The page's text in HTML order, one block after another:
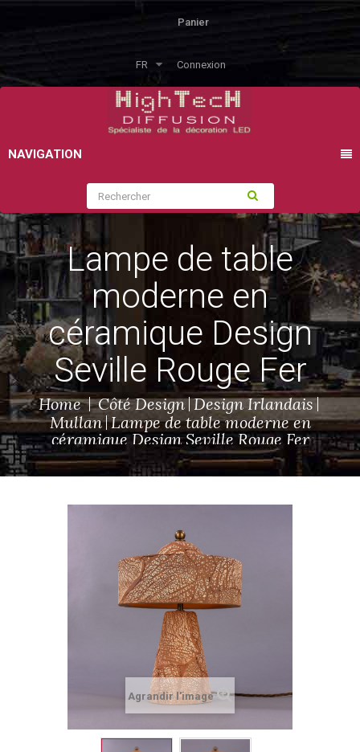
Panier
FR Connexion
NAVIGATION
Lampe de table
moderne en
céramique Design
Seville Rouge Fer
Home Côté Design Design Irlandais
Mullan Lampe de table moderne en
céramique Design Seville Rouge Fer
Agrandir l'image